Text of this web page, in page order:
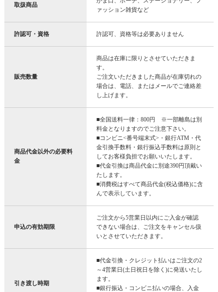
取扱商品
ァッション雑貨など
許認可・資格 許認可、資格等は必要ありません
販売数量
商品は在庫に限りとさせていただきま
す。
ご注文いただきました商品が在庫切れの
場合は、電話、またはメールでご連絡差
し上げます。
商品代金以外の必要料
金
■全国送料一律：800円 ※一部離島は別
料金となりますのでご注意下さい。
■コンビニ<番号端末式>・銀行ATM・代
金引換手数料・銀行振込手数料は原則と
してお客様負担でお願いいたします。
■代金引換は商品代金に別途390円頂戴い
たします。
■消費税はすべて商品代金(税込価格)に含
んで表示しています。
申込の有効期限
ご注文から5営業日以内にご入金が確認
できない場合は、ご注文をキャンセル扱
いとさせていただきます。
引き渡し時期
■代金引換・クレジット払いはご注文の2
～4営業日(土日祝日を除く)に発送いたし
ます。
■銀行振込・コンビニ払いの場合、入金